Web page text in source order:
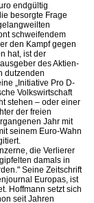
endgültig
besorgte Frage
schweifendem
den Kampf gegen
hat, ist der
des Aktien-
dutzenden
„Initiative Pro D-
Volkswirtschaft
stehen – oder einer
der freien
Jahr mit
seinem Euro-Wahn
die Verlierer
damals in
Seine Zeitschrift
Europas, ist
Hoffmann setzt sich
seit Jahren